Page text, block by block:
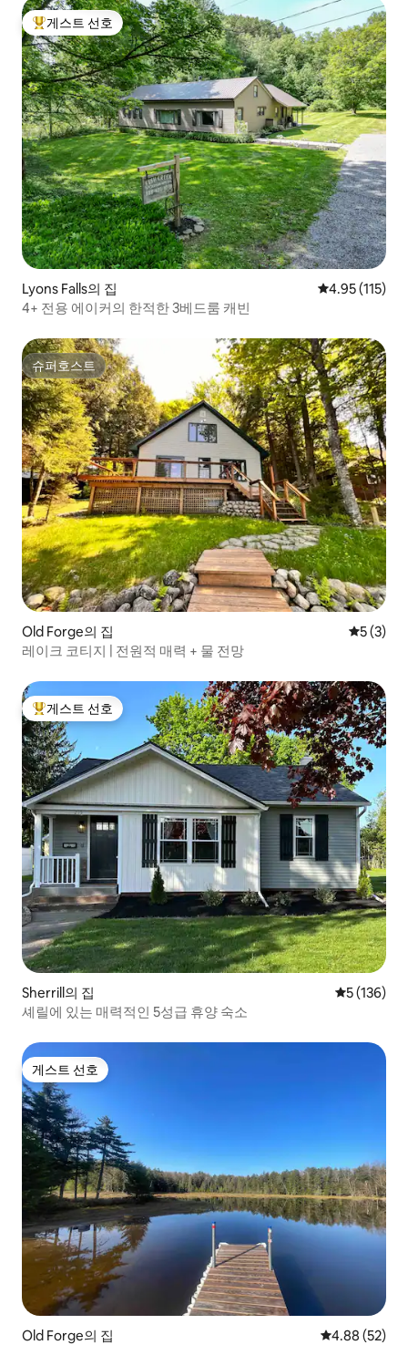
상위 게스트 선호
게스트 선호
Lyons Falls의 집 평점 4.95점(5
4.95 (115)
4+ 전용 에이커의 한적한 3베드룸 캐빈
슈퍼호스트
슈퍼호스트
Old Forge의 집 평점 5점
5 (3)
레이크 코티지 | 전원적 매력 + 물 전망
상위 게스트 선호
게스트 선호
Sherrill의 집 평점 5점(5
5 (136)
셰릴에 있는 매력적인 5성급 휴양 숙소
게스트 선호
게스트 선호
Old Forge의 집 평점 4.88점(5
4.88 (52)